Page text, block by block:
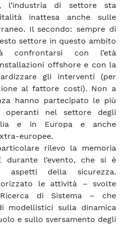
l’industria di settore sta
inattesa anche sulle
Il secondo: sempre di
settore in questo ambito
confrontarsi con l’età
offshore e con la
gli interventi (per
al fattore costi). Non a
hanno partecipato le più
operanti nel settore degli
e in Europa e anche
europee.
rilevo la memoria
durante l’evento, che si è
aspetti della sicurezza.
le attività – svolte
Ricerca di Sistema – che
modellistici sulla dinamica
e sullo sversamento degli